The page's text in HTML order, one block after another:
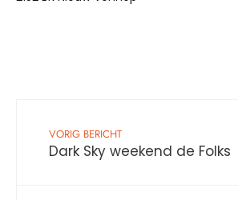
VORIG BERICHT
Dark Sky weekend de Folks